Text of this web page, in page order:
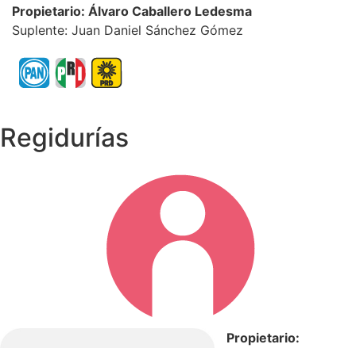
Propietario: Álvaro Caballero Ledesma
Suplente: Juan Daniel Sánchez Gómez
Regidurías
Propietario: